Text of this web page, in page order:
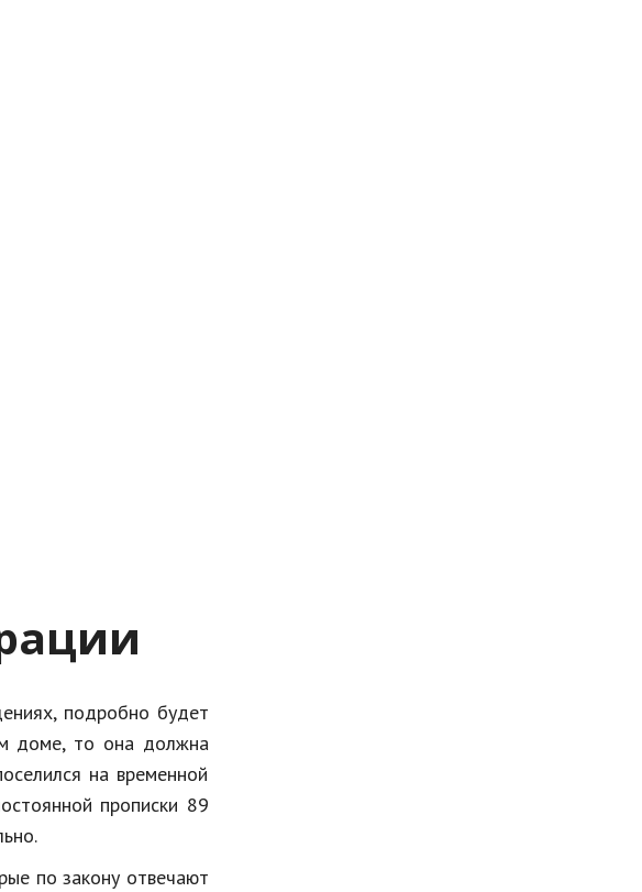
подробно будет
доме, то она должна
на временной
прописки 89
по закону отвечают